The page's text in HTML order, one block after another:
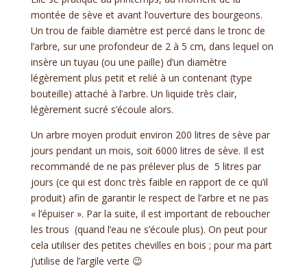
montée de sève et avant l’ouverture des bourgeons.
Un trou de faible diamètre est percé dans le tronc de
l’arbre, sur une profondeur de 2 à 5 cm, dans lequel on
insère un tuyau (ou une paille) d’un diamètre
légèrement plus petit et relié à un contenant (type
bouteille) attaché à l’arbre. Un liquide très clair,
légèrement sucré s’écoule alors.
Un arbre moyen produit environ 200 litres de sève par
jours pendant un mois, soit 6000 litres de sève. Il est
recommandé de ne pas prélever plus de 5 litres par
jours (ce qui est donc très faible en rapport de ce qu’il
produit) afin de garantir le respect de l’arbre et ne pas
« l’épuiser ». Par la suite, il est important de reboucher
les trous (quand l’eau ne s’écoule plus). On peut pour
cela utiliser des petites chevilles en bois ; pour ma part
j’utilise de l’argile verte 😉